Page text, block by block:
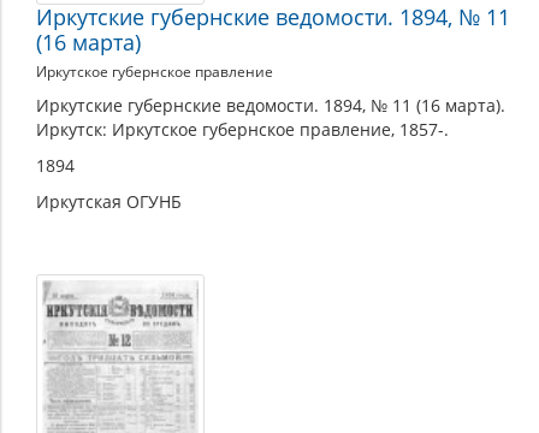
Иркутские губернские ведомости. 1894, № 11
(16 марта)
Иркутское губернское правление
Иркутские губернские ведомости. 1894, № 11 (16 марта).
Иркутск: Иркутское губернское правление, 1857-.
1894
Иркутская ОГУНБ